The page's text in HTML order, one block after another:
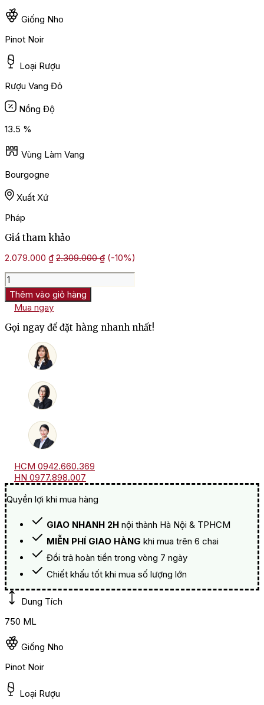
Giống Nho
Pinot Noir
Loại Rượu
Rượu Vang Đỏ
Nồng Độ
13.5 %
Vùng Làm Vang
Bourgogne
Xuất Xứ
Pháp
Giá tham khảo
2.079.000 ₫ 2.309.000₫ (-10%)
Rượu
Vang
Pháp
Domaine
Taupenot
Merme
Duresses
Thêm vào giỏ hàng
Mua ngay
Gọi ngay để đặt hàng nhanh nhất!
HCM 0942.660.369
HN 0977.898.007
Quyền lợi khi mua hàng
GIAO NHANH 2H nội thành Hà Nội & TPHCM
MIỄN PHÍ GIAO HÀNG khi mua trên 6 chai
Đổi trả hoàn tiền trong vòng 7 ngày
Chiết khấu tốt khi mua số lượng lớn
Dung Tích
750 ML
Giống Nho
Pinot Noir
Loại Rượu